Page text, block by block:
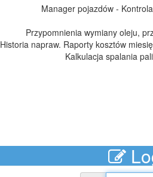
Manager pojazdów -
Przypomnienia wymiany oleju,
Historia napraw. Raporty kosztów
Kalkulacja spalania